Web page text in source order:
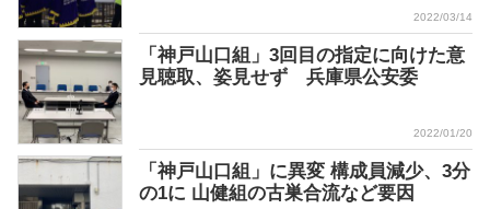
2022/03/14
「神戸山口組」3回目の指定に向けた意
見聴取、姿見せず 兵庫県公安委
2022/01/20
「神戸山口組」に異変 構成員減少、3分
の1に 山健組の古巣合流など要因